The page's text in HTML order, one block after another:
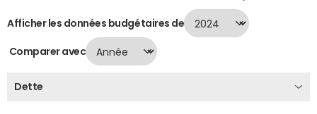
Afficher les données budgétaires de
Comparer avec
Dette